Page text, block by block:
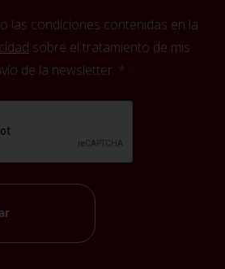
las condiciones contenidas en la
sobre el tratamiento de mis
de la newsletter.